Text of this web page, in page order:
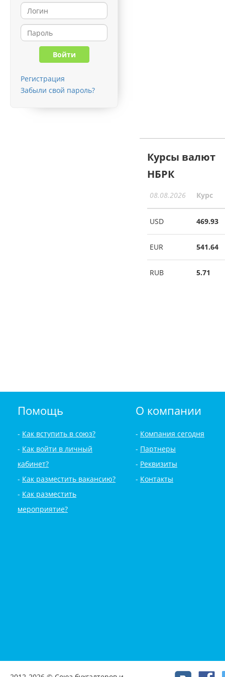
Регистрация
Забыли свой пароль?
Курсы валют
НБРК
08.08.2026 Курс
USD 469.93
EUR 541.64
RUB 5.71
Помощь
Как вступить в союз?
Как войти в личный
кабинет?
Как разместить вакансию?
Как разместить
мероприятие?
О компании
Компания сегодня
Партнеры
Реквизиты
Контакты